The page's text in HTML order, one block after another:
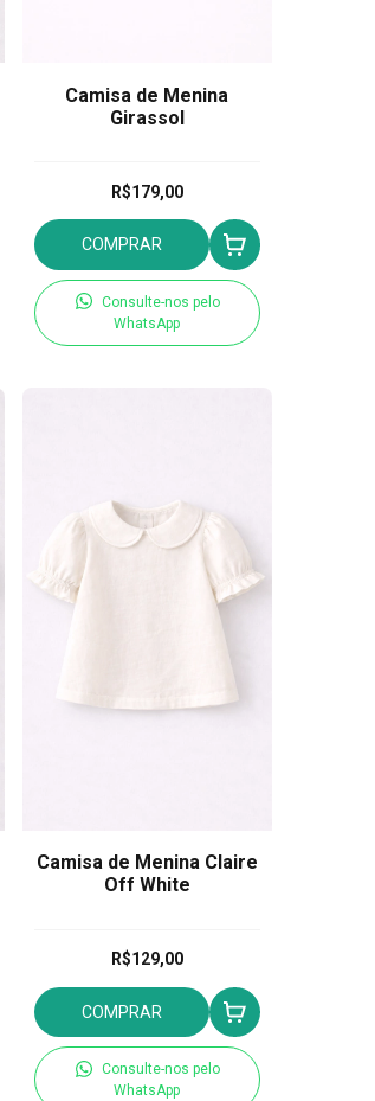
Camisa de Menina
Girassol
R$179,00
COMPRAR
Consulte-nos pelo
WhatsApp
Camisa de Menina Claire
Off White
R$129,00
COMPRAR
Consulte-nos pelo
WhatsApp